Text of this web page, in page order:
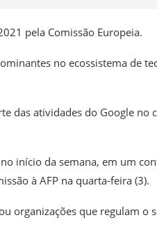
pela Comissão Europeia.
no ecossistema de
das atividades do Google
início da semana, em um
à AFP na quarta-feira (3).
organizações que regulam o